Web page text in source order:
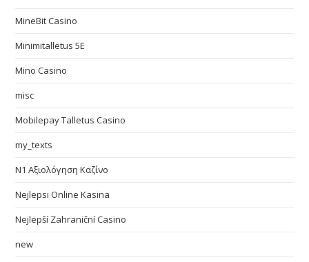
MineBit Casino
Minimitalletus 5E
Mino Casino
misc
Mobilepay Talletus Casino
my_texts
N1 Αξιολόγηση Καζίνο
Nejlepsi Online Kasina
Nejlepší Zahraniční Casino
new